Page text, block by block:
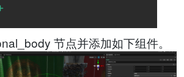
节点并添加如下组件。